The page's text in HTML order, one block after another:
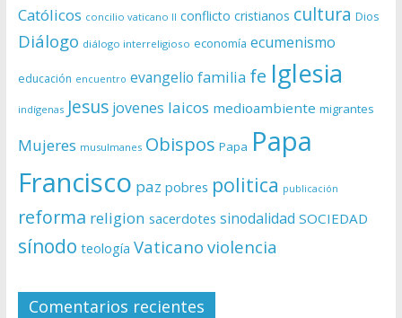
Católicos concilio vaticano II conflicto cristianos cultura Dios
Diálogo diálogo interreligioso economía ecumenismo
educación encuentro evangelio familia fe Iglesia
indígenas Jesus jovenes laicos medioambiente migrantes
Mujeres musulmanes Obispos Papa Papa
Francisco paz pobres politica publicación
reforma religion sacerdotes sinodalidad SOCIEDAD
sínodo teología Vaticano violencia
Comentarios recientes